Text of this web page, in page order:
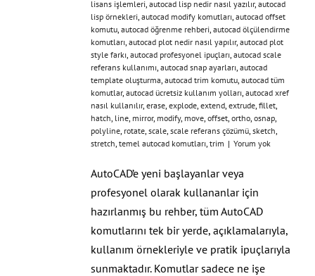
lisans işlemleri autocad lisp nedir nasıl yazılır, autocad
lisp örnekleri autocad modify komutları autocad offset
komutu autocad öğrenme rehberi autocad ölçülendirme
komutları autocad plot nedir nasıl yapılır, autocad plot
style farkı autocad profesyonel ipuçları autocad scale
referans kullanımı autocad snap ayarları autocad
template oluşturma autocad trim komutu autocad tüm
komutlar, autocad ücretsiz kullanım yolları autocad xref
nasıl kullanılır, erase explode extend extrude fillet
hatch line mirror, modify, move offset ortho osnap
polyline rotate scale scale referans çözümü sketch
stretch temel autocad komutları trim | Yorum yok
AutoCAD’e yeni başlayanlar veya
profesyonel olarak kullananlar için
hazırlanmış bu rehber, tüm AutoCAD
komutlarını tek bir yerde, açıklamalarıyla,
kullanım örnekleriyle ve pratik ipuçlarıyla
sunmaktadır. Komutlar sadece ne işe